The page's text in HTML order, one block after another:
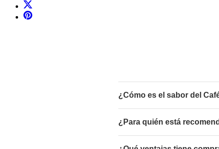
¿Cómo es el sabor del
¿Para quién está